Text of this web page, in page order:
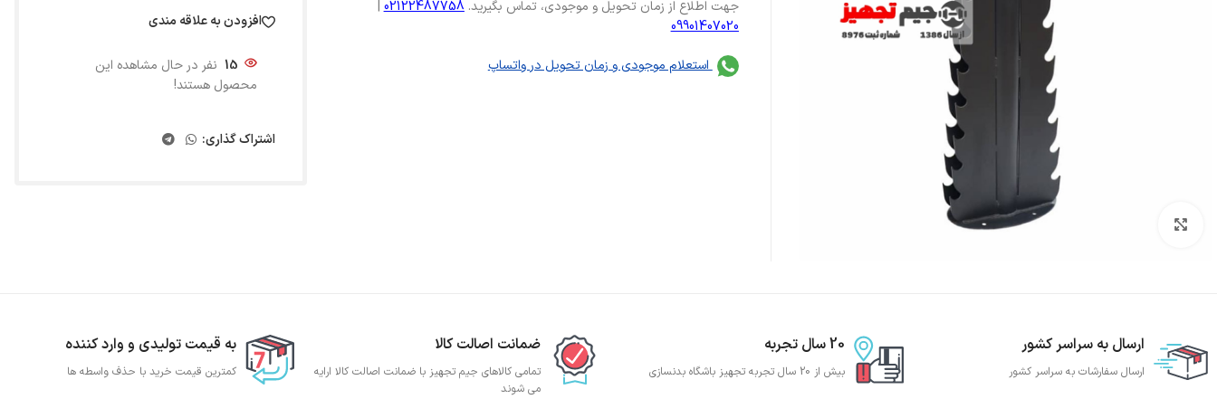
جهت اطلاع از زمان تحویل و موجودی، تماس بگیرید.02122487758
|
09901407020
استعلام موجودی و زمان تحویل در واتساپ
افزودن به علاقه مندی
15 نفر در حال مشاهده این
محصول هستند!
اشتراک گذاری:
ارسال به سراسر کشور
ارسال سفارشات به سراسر کشور
20 سال تجربه
بیش از 20 سال تجربه تجهیز باشگاه بدنسازی
ضمانت اصالت کالا
تمامی کالاهای جیم تجهیز با ضمانت اصالت کالا ارایه
می شوند
به قیمت تولیدی و وارد کننده
کمترین قیمت خرید با حذف واسطه ها